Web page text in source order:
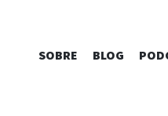
SOBRE BLOG